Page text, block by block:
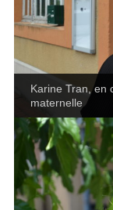
Karine Tran, en
maternelle